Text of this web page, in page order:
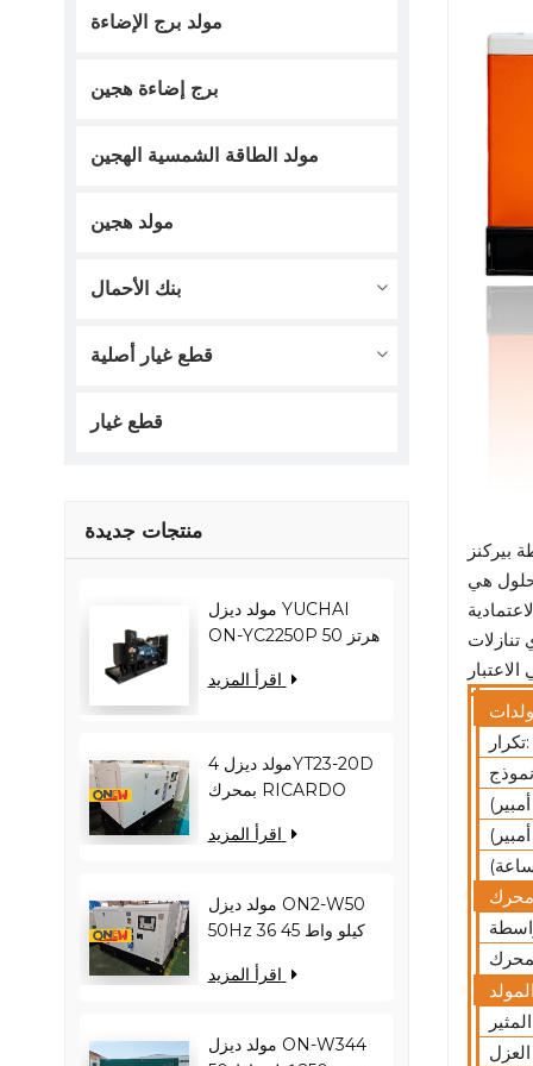
مولد برج الإضاءة
برج إضاءة هجين
مولد الطاقة الشمسية الهجين
مولد هجين
بنك الأحمال
قطع غيار أصلية
قطع غيار
منتجات جديدة
مولد ديزل YUCHAI
ON-YC2250P 50 هرتز
كيلو فولت أمبير
مولد ديزل 4YT23-20D
بمحرك RICARDO
كيلو فولت أمبير ON2-
مولد ديزل ON2-W50
50Hz 36 كيلو واط 45
RICARDO
مولد ديزل ON-W344
تنازلات
تكرار: